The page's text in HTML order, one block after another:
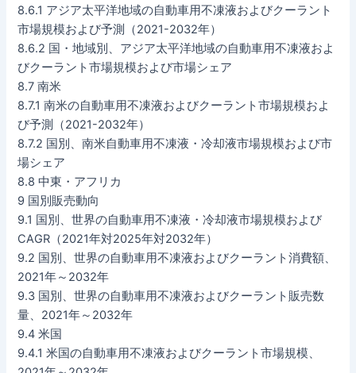
8.6.1 アジア太平洋地域の自動車用不凍液およびクーラント
市場規模および予測（2021-2032年）
8.6.2 国・地域別、アジア太平洋地域の自動車用不凍液およ
びクーラント市場規模および市場シェア
8.7 南米
8.7.1 南米の自動車用不凍液およびクーラント市場規模およ
び予測（2021-2032年）
8.7.2 国別、南米自動車用不凍液・冷却液市場規模および市
場シェア
8.8 中東・アフリカ
9 国別販売動向
9.1 国別、世界の自動車用不凍液・冷却液市場規模および
CAGR（2021年対2025年対2032年）
9.2 国別、世界の自動車用不凍液およびクーラント消費額、
2021年～2032年
9.3 国別、世界の自動車用不凍液およびクーラント販売数
量、2021年～2032年
9.4 米国
9.4.1 米国の自動車用不凍液およびクーラント市場規模、